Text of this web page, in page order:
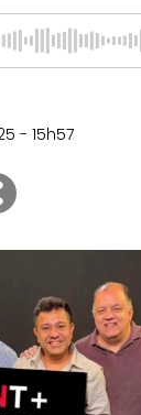
- 15h57